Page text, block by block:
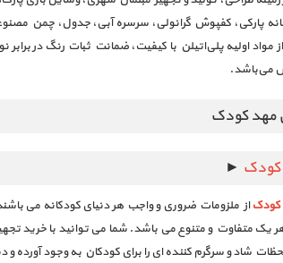
پارکی، کفپوش گرانولی، سرسره آبی، جدول، چمن
مواد اولیه پلی‌اتیلن با کیفیت، ضمانت ثبات رنگ در
می‌باشد.
مهد کودک
کودک ►
کودکاز ملزومات ضروری و واجب هر دنیای کودکانه می
متفاوت و متنوع می باشد. شما می توانید با خرید
شاد و سرگرم کننده ای را برای کودکان به وجود آورده